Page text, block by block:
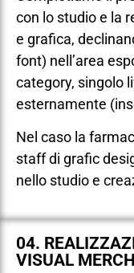
con lo studio e la
e grafica,
font) nell’area
category, singolo
esternamente
Nel caso la
staff di grafic
nello studio e
04.
VISUAL